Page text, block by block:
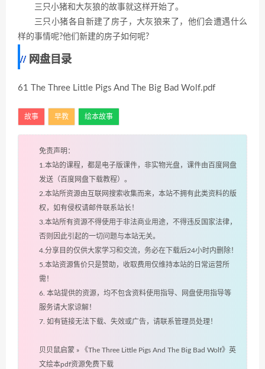
三只小猪和大灰狼的故事就这样开始了。
三只小猪各自新建了房子，大灰狼来了，他们会遭遇什么
样的事情呢?他们新建的房子如何呢?
网盘目录
61 The Three Little Pigs And The Big Bad Wolf.pdf
故事 早教 绘本故事
免责声明：
1.本站的课程，都是电子版课件，非实物光盘，课件由百度网盘
发送（百度网盘下载教程）。
2.本站所资源由互联网搜索收集而来，本站不拥有此类资料的版
权，如有侵权请邮件联系站长！
3.本站所有资源不得使用于非法商业用途，不得违反国家法律，
否则因此引起的一切问题与本站无关。
4.分享目的仅供大家学习和交流，务必在下载后24小时内删除！
5.本站资源售价只是赞助，收取费用仅维持本站的日常运营所
需！
6. 本站提供的资源，均不包含资料使用指导、网盘使用指导等
服务请大家谅解！
7. 如有链接无法下载、失效或广告，请联系管理员处理！
贝贝鼠启蒙 »
《The Three Little Pigs And The Big Bad Wolf》英
文绘本pdf资源免费下载